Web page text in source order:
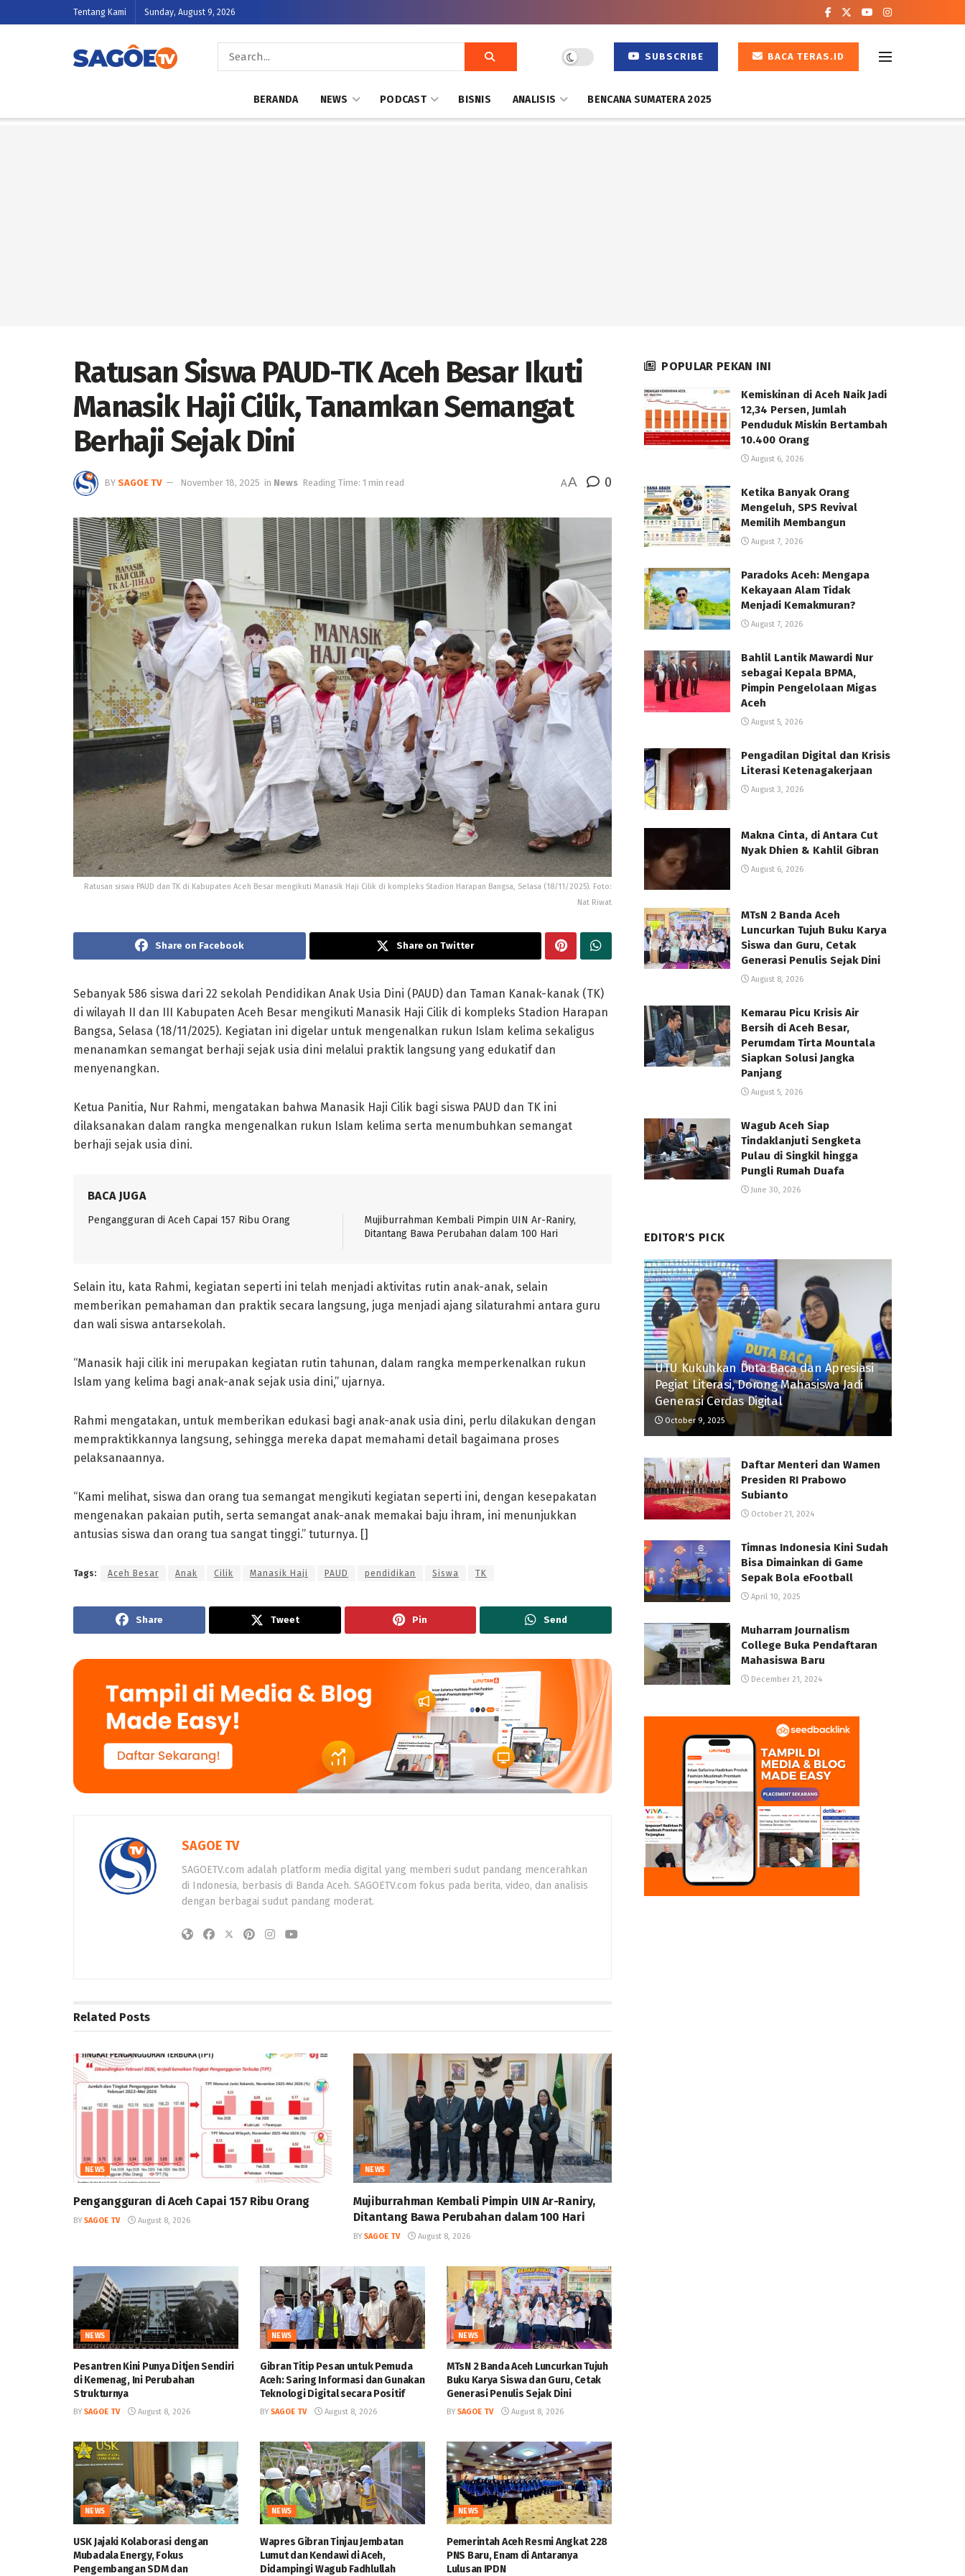
Tentang Kami Sunday, August 9, 2026
SUBSCRIBE BACA TERAS.ID
BERANDA NEWS PODCAST BISNIS ANALISIS BENCANA SUMATERA 2025
Ratusan Siswa PAUD-TK Aceh Besar Ikuti
Manasik Haji Cilik, Tanamkan Semangat
Berhaji Sejak Dini
BY SAGOE TV November 18, 2025 in News Reading Time: 1 min read AA 0
Ratusan siswa PAUD dan TK di Kabupaten Aceh Besar mengikuti Manasik Haji Cilik di kompleks Stadion Harapan Bangsa, Selasa (18/11/2025). Foto:
Nat Riwat
Share on Facebook Share on Twitter
Sebanyak 586 siswa dari 22 sekolah Pendidikan Anak Usia Dini (PAUD) dan Taman Kanak-kanak (TK)
di wilayah II dan III Kabupaten Aceh Besar mengikuti Manasik Haji Cilik di kompleks Stadion Harapan
Bangsa, Selasa (18/11/2025). Kegiatan ini digelar untuk mengenalkan rukun Islam kelima sekaligus
menanamkan semangat berhaji sejak usia dini melalui praktik langsung yang edukatif dan
menyenangkan.
Ketua Panitia, Nur Rahmi, mengatakan bahwa Manasik Haji Cilik bagi siswa PAUD dan TK ini
dilaksanakan dalam rangka mengenalkan rukun Islam kelima serta menumbuhkan semangat
berhaji sejak usia dini.
BACA JUGA
Pengangguran di Aceh Capai 157 Ribu Orang
Mujiburrahman Kembali Pimpin UIN Ar-Raniry,
Ditantang Bawa Perubahan dalam 100 Hari
Selain itu, kata Rahmi, kegiatan seperti ini telah menjadi aktivitas rutin anak-anak, selain
memberikan pemahaman dan praktik secara langsung, juga menjadi ajang silaturahmi antara guru
dan wali siswa antarsekolah.
“Manasik haji cilik ini merupakan kegiatan rutin tahunan, dalam rangka memperkenalkan rukun
Islam yang kelima bagi anak-anak sejak usia dini,” ujarnya.
Rahmi mengatakan, untuk memberikan edukasi bagi anak-anak usia dini, perlu dilakukan dengan
mempraktikkannya langsung, sehingga mereka dapat memahami detail bagaimana proses
pelaksanaannya.
“Kami melihat, siswa dan orang tua semangat mengikuti kegiatan seperti ini, dengan kesepakatan
mengenakan pakaian putih, serta semangat anak-anak memakai baju ihram, ini menunjukkan
antusias siswa dan orang tua sangat tinggi.” tuturnya. []
Tags: Aceh Besar Anak Cilik Manasik Haji PAUD pendidikan Siswa TK
Share Tweet Pin Send
SAGOE TV
SAGOETV.com adalah platform media digital yang memberi sudut pandang mencerahkan
di Indonesia, berbasis di Banda Aceh. SAGOETV.com fokus pada berita, video, dan analisis
dengan berbagai sudut pandang moderat.
Related Posts
NEWS
Pengangguran di Aceh Capai 157 Ribu Orang
BY SAGOE TV August 8, 2026
NEWS
Mujiburrahman Kembali Pimpin UIN Ar-Raniry,
Ditantang Bawa Perubahan dalam 100 Hari
BY SAGOE TV August 8, 2026
NEWS
Pesantren Kini Punya Ditjen Sendiri
di Kemenag, Ini Perubahan
Strukturnya
BY SAGOE TV August 8, 2026
NEWS
Gibran Titip Pesan untuk Pemuda
Aceh: Saring Informasi dan Gunakan
Teknologi Digital secara Positif
BY SAGOE TV August 8, 2026
NEWS
MTsN 2 Banda Aceh Luncurkan Tujuh
Buku Karya Siswa dan Guru, Cetak
Generasi Penulis Sejak Dini
BY SAGOE TV August 8, 2026
NEWS
USK Jajaki Kolaborasi dengan
Mubadala Energy, Fokus
Pengembangan SDM dan
NEWS
Wapres Gibran Tinjau Jembatan
Lumut dan Kendawi di Aceh,
Didampingi Wagub Fadhlullah
NEWS
Pemerintah Aceh Resmi Angkat 228
PNS Baru, Enam di Antaranya
Lulusan IPDN
POPULAR PEKAN INI
Kemiskinan di Aceh Naik Jadi
12,34 Persen, Jumlah
Penduduk Miskin Bertambah
10.400 Orang
August 6, 2026
Ketika Banyak Orang
Mengeluh, SPS Revival
Memilih Membangun
August 7, 2026
Paradoks Aceh: Mengapa
Kekayaan Alam Tidak
Menjadi Kemakmuran?
August 7, 2026
Bahlil Lantik Mawardi Nur
sebagai Kepala BPMA,
Pimpin Pengelolaan Migas
Aceh
August 5, 2026
Pengadilan Digital dan Krisis
Literasi Ketenagakerjaan
August 3, 2026
Makna Cinta, di Antara Cut
Nyak Dhien & Kahlil Gibran
August 6, 2026
MTsN 2 Banda Aceh
Luncurkan Tujuh Buku Karya
Siswa dan Guru, Cetak
Generasi Penulis Sejak Dini
August 8, 2026
Kemarau Picu Krisis Air
Bersih di Aceh Besar,
Perumdam Tirta Mountala
Siapkan Solusi Jangka
Panjang
August 5, 2026
Wagub Aceh Siap
Tindaklanjuti Sengketa
Pulau di Singkil hingga
Pungli Rumah Duafa
June 30, 2026
EDITOR'S PICK
UTU Kukuhkan Duta Baca dan Apresiasi
Pegiat Literasi, Dorong Mahasiswa Jadi
Generasi Cerdas Digital
October 9, 2025
Daftar Menteri dan Wamen
Presiden RI Prabowo
Subianto
October 21, 2024
Timnas Indonesia Kini Sudah
Bisa Dimainkan di Game
Sepak Bola eFootball
April 10, 2025
Muharram Journalism
College Buka Pendaftaran
Mahasiswa Baru
December 21, 2024